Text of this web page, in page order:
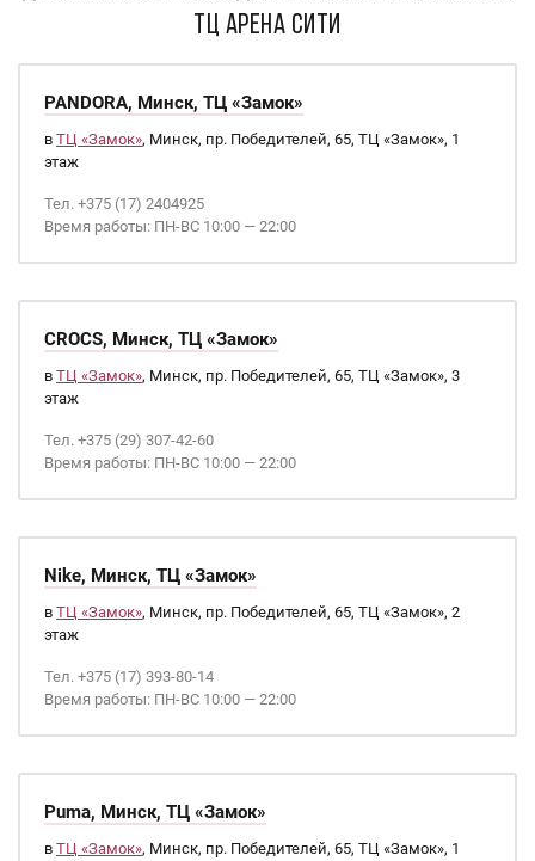
ТЦ Арена Сити
PANDORA, Минск, ТЦ «Замок»
в ТЦ «Замок», Минск, пр. Победителей, 65, ТЦ «Замок», 1
этаж
Тел. +375 (17) 2404925
Время работы: ПН-ВС 10:00 — 22:00
CROCS, Минск, ТЦ «Замок»
в ТЦ «Замок», Минск, пр. Победителей, 65, ТЦ «Замок», 3
этаж
Тел. +375 (29) 307-42-60
Время работы: ПН-ВС 10:00 — 22:00
Nike, Минск, ТЦ «Замок»
в ТЦ «Замок», Минск, пр. Победителей, 65, ТЦ «Замок», 2
этаж
Тел. +375 (17) 393-80-14
Время работы: ПН-ВС 10:00 — 22:00
Puma, Минск, ТЦ «Замок»
в ТЦ «Замок», Минск, пр. Победителей, 65, ТЦ «Замок», 1